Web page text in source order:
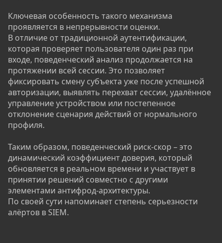
Ключевая особенность такого механизма
проявляется в непрерывности оценки.
В отличие от традиционной аутентификации,
которая проверяет пользователя один раз при
входе, поведенческий анализ продолжается на
протяжении всей сессии. Это позволяет
фиксировать смену субъекта уже после успешной
авторизации, выявлять перехват сессии, удалённое
управление устройством или постепенное
отклонение сценария действий от нормального
профиля.
Таким образом, поведенческий риск-скор – это
динамический коэффициент доверия, который
обновляется в реальном времени и участвует в
принятии решений совместно с другими
элементами антифрод-архитектуры.
По своей сути напоминает степень серьезности
алёртов в SIEM.